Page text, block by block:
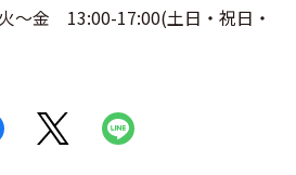
～金 13:00-17:00(土日・祝日・